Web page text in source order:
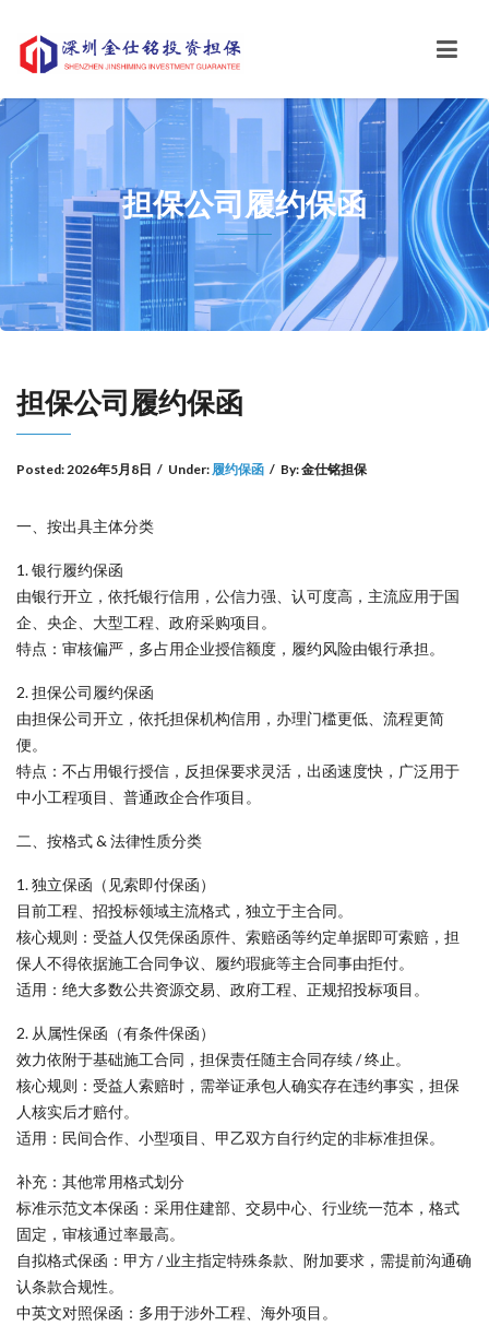
担保公司履约保函
担保公司履约保函
Posted:2026年5月8日 / Under: 履约保函 / By:金仕铭担保
一、按出具主体分类
1. 银行履约保函
由银行开立，依托银行信用，公信力强、认可度高，主流应用于国
企、央企、大型工程、政府采购项目。
特点：审核偏严，多占用企业授信额度，履约风险由银行承担。
2. 担保公司履约保函
由担保公司开立，依托担保机构信用，办理门槛更低、流程更简
便。
特点：不占用银行授信，反担保要求灵活，出函速度快，广泛用于
中小工程项目、普通政企合作项目。
二、按格式 & 法律性质分类
1. 独立保函（见索即付保函）
目前工程、招投标领域主流格式，独立于主合同。
核心规则：受益人仅凭保函原件、索赔函等约定单据即可索赔，担
保人不得依据施工合同争议、履约瑕疵等主合同事由拒付。
适用：绝大多数公共资源交易、政府工程、正规招投标项目。
2. 从属性保函（有条件保函）
效力依附于基础施工合同，担保责任随主合同存续 / 终止。
核心规则：受益人索赔时，需举证承包人确实存在违约事实，担保
人核实后才赔付。
适用：民间合作、小型项目、甲乙双方自行约定的非标准担保。
补充：其他常用格式划分
标准示范文本保函：采用住建部、交易中心、行业统一范本，格式
固定，审核通过率最高。
自拟格式保函：甲方 / 业主指定特殊条款、附加要求，需提前沟通确
认条款合规性。
中英文对照保函：多用于涉外工程、海外项目。